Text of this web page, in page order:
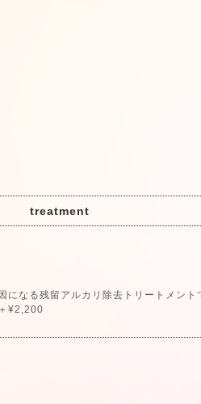
treatment
なる残留アルカリ除去トリートメント
¥2,200